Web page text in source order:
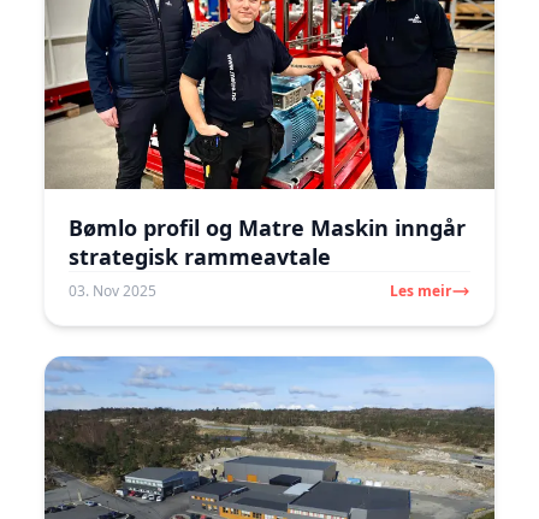
Bømlo profil og Matre Maskin inngår
strategisk rammeavtale
03. Nov 2025 Les meir